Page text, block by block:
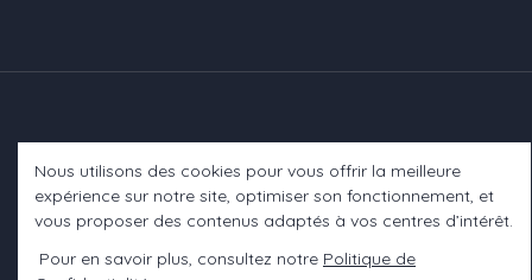
Informations
Nous utilisons des cookies pour vous offrir la meilleure
expérience sur notre site, optimiser son fonctionnement, et
vous proposer des contenus adaptés à vos centres d’intérêt.
Pour en savoir plus, consultez notre Politique de